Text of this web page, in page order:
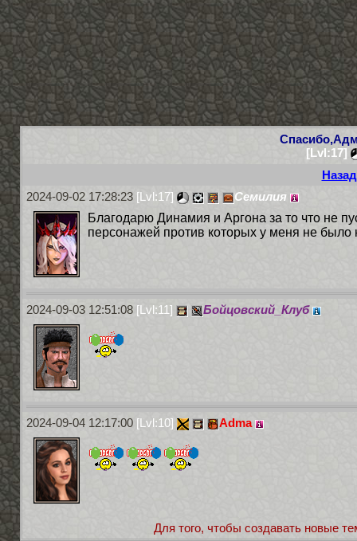
[Lvl:17]
Назад
2024-09-02 17:28:23[Lvl:17]
Семилия
Благодарю Динамия и Аргона за то что не
персонажей против которых у меня не
2024-09-03 12:51:08[Lvl:11] Бойцовский_Клуб
2024-09-04 12:17:00[Lvl:10] Adma
Для того, чтобы создавать новые